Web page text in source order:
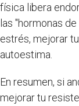
física libera
las "hormonas
estrés, mejorar
autoestima.
En resumen, si
mejorar tu